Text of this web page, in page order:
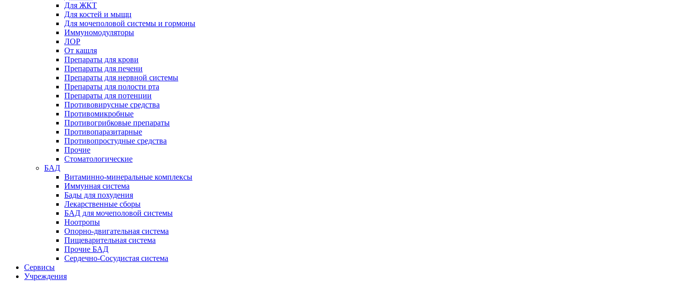
Для ЖКТ
Для костей и мыщц
Для мочеполовой системы и гормоны
Иммуномодуляторы
ЛОР
От кашля
Препараты для крови
Препараты для печени
Препараты для нервной системы
Препараты для полости рта
Препараты для потенции
Противовирусные средства
Противомикробные
Противогрибковые препараты
Противопаразитарные
Противопростудные средства
Прочие
Стоматологические
БАД
Витаминно-минеральные комплексы
Иммунная система
Бады для похудения
Лекарственные сборы
БАД для мочеполовой системы
Ноотропы
Опорно-двигательная система
Пищеварительная система
Прочие БАД
Сердечно-Сосудистая система
Сервисы
Учреждения